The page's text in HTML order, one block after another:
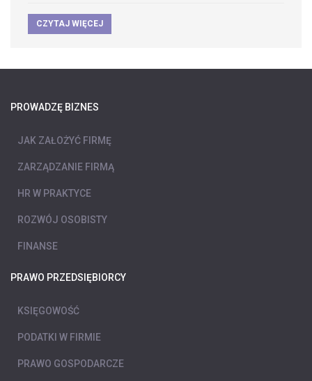
CZYTAJ WIĘCEJ
PROWADZĘ BIZNES
JAK ZAŁOŻYĆ FIRMĘ
ZARZĄDZANIE FIRMĄ
HR W PRAKTYCE
ROZWÓJ OSOBISTY
FINANSE
PRAWO PRZEDSIĘBIORCY
KSIĘGOWOŚĆ
PODATKI W FIRMIE
PRAWO GOSPODARCZE